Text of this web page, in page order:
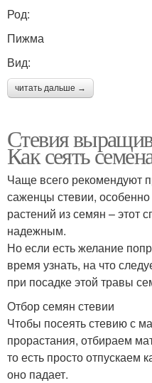
Род:
Пижма
Вид:
читать дальше →
Стевия
Как сеять
Чаще всего рекомендуют
саженцы стевии,
растений из семян – этот
надежным.
Но если есть желание
время узнать, на что
при посадке этой травы
Отбор семян стевии
Чтобы посеять стевию с
прорастания, отбираем
то есть просто отпускаем
оно падает.